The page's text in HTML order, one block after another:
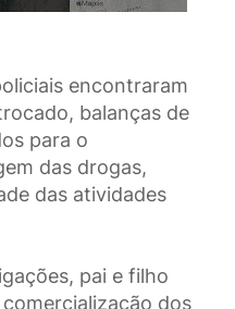
encontraram
balanças de
para o
das drogas,
das atividades
pai e filho
dos